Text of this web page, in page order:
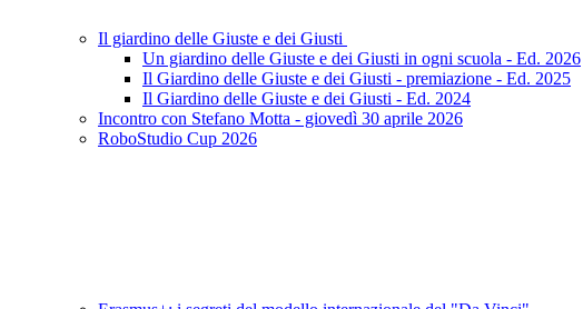
Il giardino delle Giuste e dei Giusti
Un giardino delle Giuste e dei Giusti in ogni scuola - Ed. 2026
Il Giardino delle Giuste e dei Giusti - premiazione - Ed. 2025
Il Giardino delle Giuste e dei Giusti - Ed. 2024
Incontro con Stefano Motta - giovedì 30 aprile 2026
RoboStudio Cup 2026